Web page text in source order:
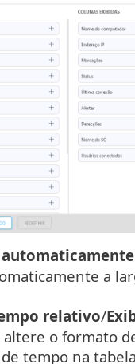
a
relativo/
altere o formato
tempo na